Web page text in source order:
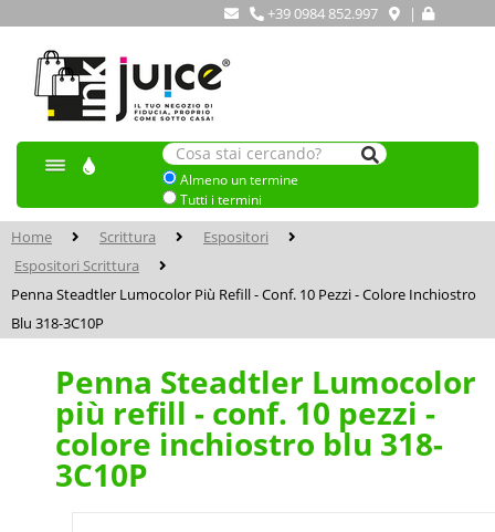
+39 0984 852.997 |
Almeno un termine
Tutti i termini
Home Scrittura
Espositori
Espositori Scrittura
Penna Steadtler Lumocolor Più Refill - Conf. 10 Pezzi - Colore Inchiostro
Blu 318-3C10P
Penna Steadtler Lumocolor
più refill - conf. 10 pezzi -
colore inchiostro blu 318-
3C10P